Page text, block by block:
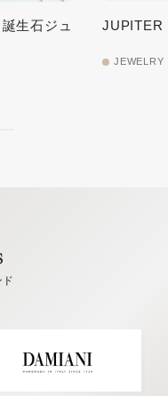
生石ジュ
JUPITER
JEWELRY